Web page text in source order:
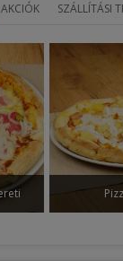
AKCIÓK SZÁLLÍTÁSI